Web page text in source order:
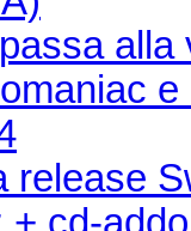
alla
release
+ cd-